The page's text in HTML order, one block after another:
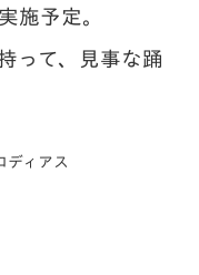
施予定。
って、見事な踊
ディアス